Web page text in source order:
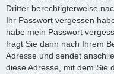
Dritter berechtigterweise
Ihr Passwort vergessen
habe mein Passwort
fragt Sie dann nach Ihrem
Adresse und sendet
diese Adresse, mit dem Sie